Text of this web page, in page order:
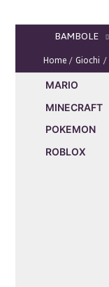
BAMBOLE
Home Giochi
MARIO
MINECRAFT
POKEMON
ROBLOX